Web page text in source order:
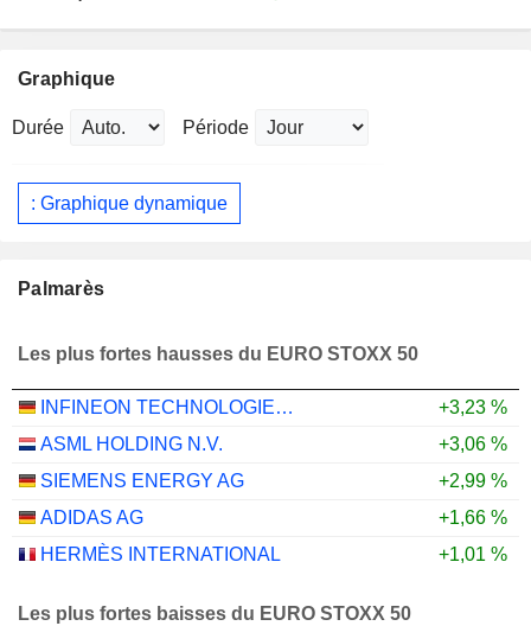
Graphique
Durée Période
: Graphique dynamique
Palmarès
Les plus fortes hausses du EURO STOXX 50
INFINEON TECHNOLOGIES AG
+3,23 %
ASML HOLDING N.V.
+3,06 %
SIEMENS ENERGY AG
+2,99 %
ADIDAS AG
+1,66 %
HERMÈS INTERNATIONAL
+1,01 %
Les plus fortes baisses du EURO STOXX 50